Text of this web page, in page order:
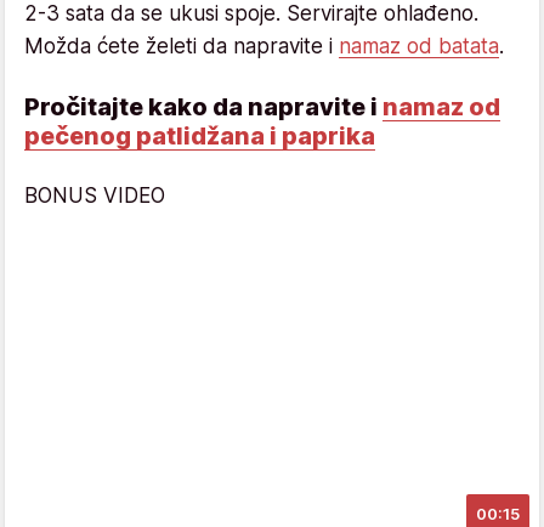
2-3 sata da se ukusi spoje. Servirajte ohlađeno.
Možda ćete želeti da napravite i namaz od batata.
Pročitajte kako da napravite i namaz od
pečenog patlidžana i paprika
BONUS VIDEO
00:15